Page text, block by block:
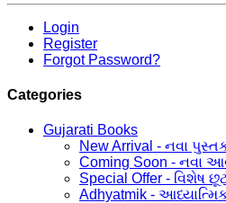
Login
Register
Forgot Password?
Categories
Gujarati Books
New Arrival - નવા
Coming Soon - નવા
Special Offer - વિશેષ
Adhyatmik -